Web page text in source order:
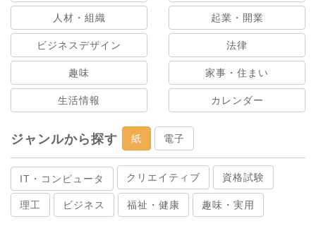
人材・組織 起業・開業
ビジネスデザイン 法律
趣味 家事・住まい
生活情報 カレンダー
ジャンルから探す 紙 電子
IT・コンピュータ クリエイティブ 資格試験
理工 ビジネス 福祉・健康 趣味・実用